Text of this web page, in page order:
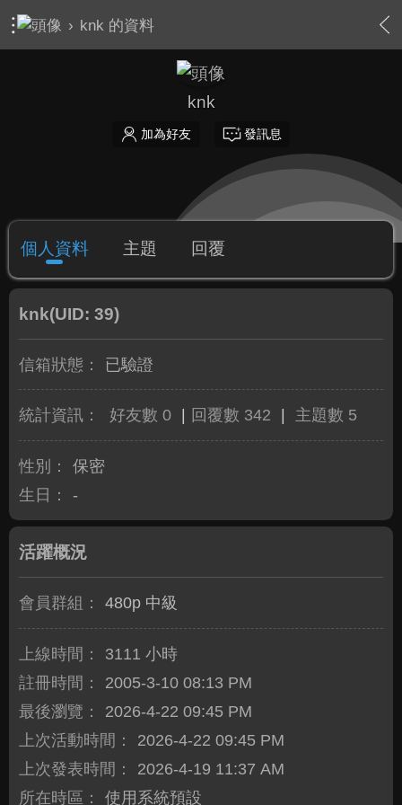
› knk 的資料
knk
加為好友 發訊息
個人資料 主題 回覆
knk(UID: 39)
信箱狀態： 已驗證
統計資訊： 好友數 0 回覆數 342 主題數 5
性別：
保密
生日：
-
活躍概況
會員群組： 480p 中級
上線時間：
3111 小時
註冊時間：
2005-3-10 08:13 PM
最後瀏覽：
2026-4-22 09:45 PM
上次活動時間：
2026-4-22 09:45 PM
上次發表時間：
2026-4-19 11:37 AM
所在時區：
使用系統預設